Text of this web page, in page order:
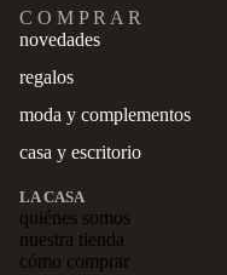
C O M P R A R
novedades
regalos
moda y complementos
casa y escritorio
LA CASA
quiénes somos
nuestra tienda
cómo comprarPolítica de privacidad